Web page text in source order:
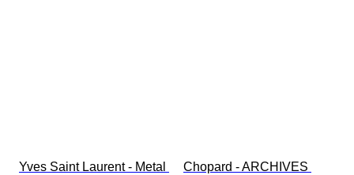
Yves Saint Laurent - Metal
Chopard - ARCHIVES